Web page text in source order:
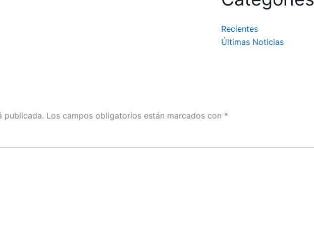
Recientes
Últimas Noticias
publicada. Los campos obligatorios están marcados con *